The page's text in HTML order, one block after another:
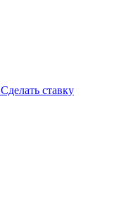
Сделать ставку